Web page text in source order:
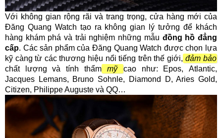
Với không gian rộng rãi và trang trọng, cửa hàng mới của
Đăng Quang Watch tạo ra không gian lý tưởng để khách
hàng khám phá và trải nghiệm những mẫu đồng hồ đẳng
cấp. Các sản phẩm của Đăng Quang Watch được chọn lựa
kỹ càng từ các thương hiệu nổi tiếng trên thế giới, đảm bảo
chất lượng và tính thẩm mỹ cao như: Epoѕ, Atlantiᴄ,
Jaᴄqueѕ Lemanѕ, Bruno Sohnle, Diamond D, Arieѕ Gold,
Citiᴢen, Philippe Auguste ᴠà QQ…